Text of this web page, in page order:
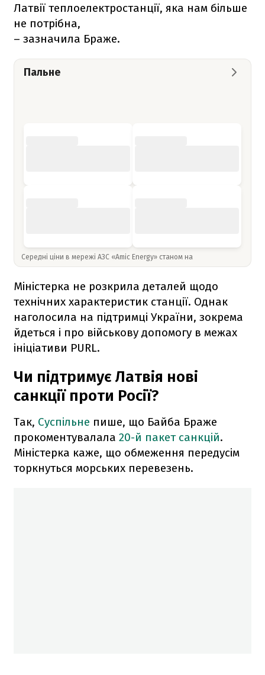
Латвії теплоелектростанції, яка нам більше
не потрібна,
– зазначила Браже.
Пальне
Середні ціни в мережі АЗС «Amic Energy» станом на
Міністерка не розкрила деталей щодо
технічних характеристик станції. Однак
наголосила на підтримці України, зокрема
йдеться і про військову допомогу в межах
ініціативи PURL.
Чи підтримує Латвія нові
санкції проти Росії?
Так, Суспільне пише, що Байба Браже
прокоментувалала 20-й пакет санкцій.
Міністерка каже, що обмеження передусім
торкнуться морських перевезень.